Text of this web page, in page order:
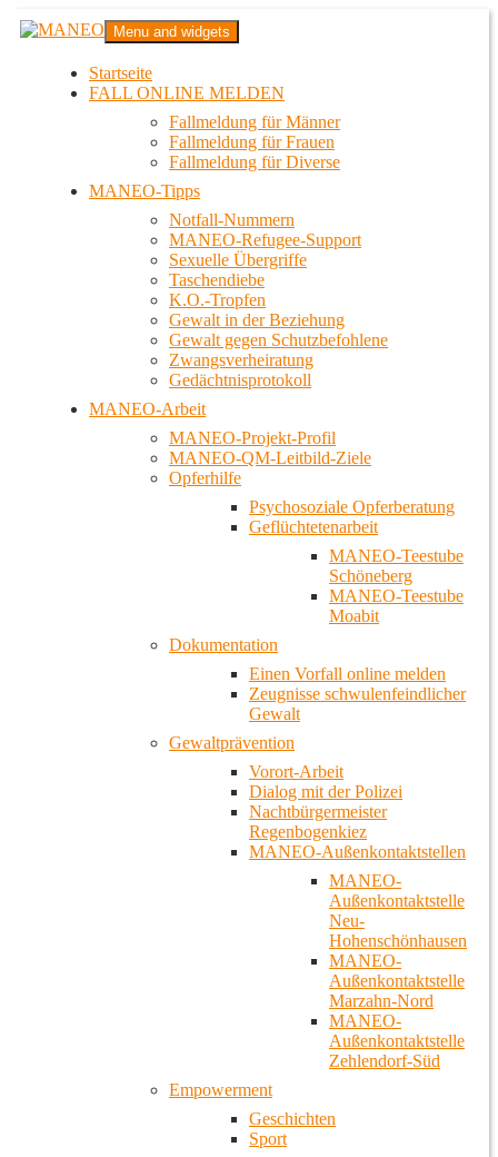
Zum
InhaltMANEO
Das schwule Anti-Gewalt-Projekt in Berlin
Menu and widgets
Startseite
FALL ONLINE MELDEN
Fallmeldung für Männer
Fallmeldung für Frauen
Fallmeldung für Diverse
MANEO-Tipps
Notfall-Nummern
MANEO-Refugee-Support
Sexuelle Übergriffe
Taschendiebe
K.O.-Tropfen
Gewalt in der Beziehung
Gewalt gegen Schutzbefohlene
Zwangsverheiratung
Gedächtnisprotokoll
MANEO-Arbeit
MANEO-Projekt-Profil
MANEO-QM-Leitbild-Ziele
Opferhilfe
Psychosoziale Opferberatung
Geflüchtetenarbeit
MANEO-Teestube
Schöneberg
MANEO-Teestube
Moabit
Dokumentation
Einen Vorfall online melden
Zeugnisse schwulenfeindlicher
Gewalt
Gewaltprävention
Vorort-Arbeit
Dialog mit der Polizei
Nachtbürgermeister
Regenbogenkiez
MANEO-Außenkontaktstellen
MANEO-
Außenkontaktstelle
Neu-
Hohenschönhausen
MANEO-
Außenkontaktstelle
Marzahn-Nord
MANEO-
Außenkontaktstelle
Zehlendorf-Süd
Empowerment
Geschichten
Sport